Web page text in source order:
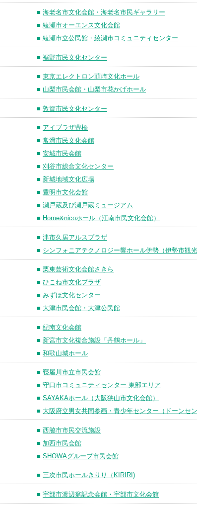
■ 海老名市文化会館・海老名市民ギャラリー
■ 綾瀬市オーエンス文化会館
■ 綾瀬市立公民館・綾瀬市コミュニティセンター
■ 裾野市民文化センター
■ 東京エレクトロン韮崎文化ホール
■ 山梨市民会館・山梨市花かげホール
■ 敦賀市民文化センター
■ アイプラザ豊橋
■ 常滑市民文化会館
■ 安城市民会館
■ 刈谷市総合文化センター
■ 新城地域文化広場
■ 豊明市文化会館
■ 瀬戸蔵及び瀬戸蔵ミュージアム
■ Home&nicoホール（江南市民文化会館）
■ 津市久居アルスプラザ
■ シンフォニアテクノロジー響ホール伊勢（伊勢市観光
■ 栗東芸術文化会館さきら
■ ひこね市文化プラザ
■ みずほ文化センター
■ 大津市民会館・大津公民館
■ 紀南文化会館
■ 新宮市文化複合施設「丹鶴ホール」
■ 和歌山城ホール
■ 寝屋川市立市民会館
■ 守口市コミュニティセンター 東部エリア
■ SAYAKAホール（大阪狭山市文化会館）
■ 大阪府立男女共同参画・青少年センター（ドーンセン
■ 西脇市市民交流施設
■ 加西市民会館
■ SHOWAグループ市民会館
■ 三次市民ホールきりり（KIRIRI)
■ 宇部市渡辺翁記念会館・宇部市文化会館